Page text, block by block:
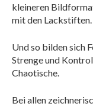
kleineren
mit den Lackstiften.
Und so bilden sich
Strenge und
Chaotische.
Bei allen